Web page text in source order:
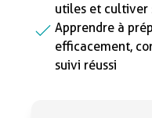
utiles et cultiver
Apprendre à
efficacement,
suivi réussi